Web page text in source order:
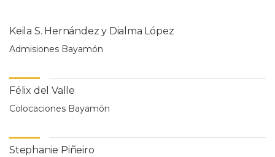
Keila S. Hernández y Dialma López
Admisiones Bayamón
Félix del Valle
Colocaciones Bayamón
Stephanie Piñeiro